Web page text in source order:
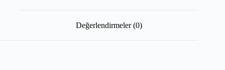
Değerlendirmeler (0)